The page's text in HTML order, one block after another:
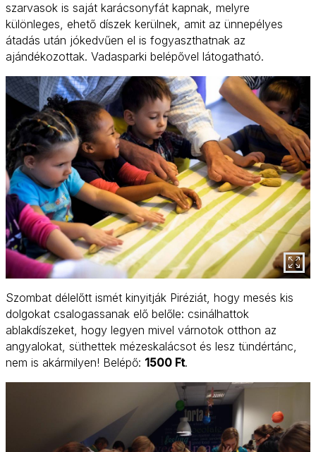
szarvasok is saját karácsonyfát kapnak, melyre
különleges, ehető díszek kerülnek, amit az ünnepélyes
átadás után jókedvűen el is fogyaszthatnak az
ajándékozottak. Vadasparki belépővel látogatható.
Szombat délelőtt ismét kinyitják Piréziát, hogy mesés kis
dolgokat csalogassanak elő belőle: csinálhattok
ablakdíszeket, hogy legyen mivel várnotok otthon az
angyalokat, süthettek mézeskalácsot és lesz tündértánc,
nem is akármilyen! Belépő: 1500 Ft.